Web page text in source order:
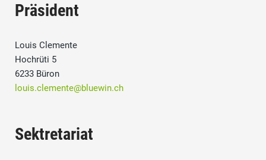
Präsident
Louis Clemente
Hochrüti 5
6233 Büron
louis.clemente@bluewin.ch
Sektretariat